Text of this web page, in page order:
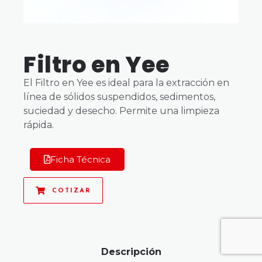
Filtro en Yee
El Filtro en Yee es ideal para la extracción en
línea de sólidos suspendidos, sedimentos,
suciedad y desecho. Permite una limpieza
rápida.
Ficha Técnica
COTIZAR
Descripción